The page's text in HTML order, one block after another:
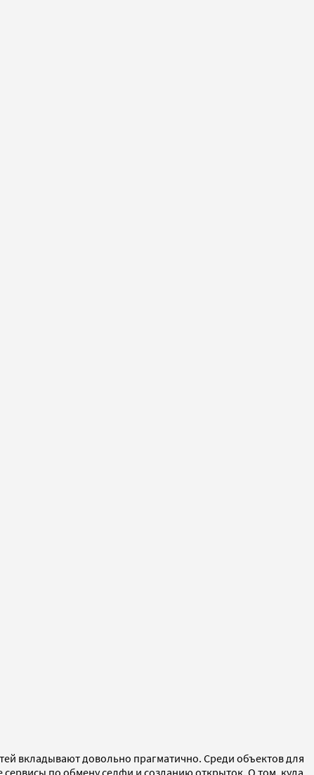
вкладывают довольно прагматично. Среди объектов для
по обмену селфи и созданию открыток. О том, куда